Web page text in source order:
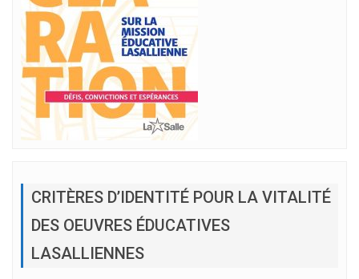
CRITÈRES D’IDENTITÉ POUR LA VITALITÉ
DES OEUVRES ÉDUCATIVES
LASALLIENNES